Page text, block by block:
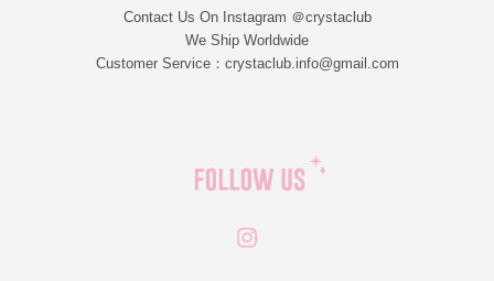
Contact Us On Instagram ＠crystaclub
We Ship Worldwide
Customer Service：crystaclub.info@gmail.com